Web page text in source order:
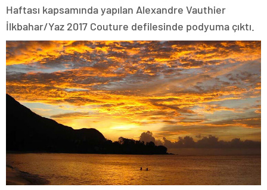
Haftası kapsamında yapılan Alexandre Vauthier
İlkbahar/Yaz 2017 Couture defilesinde podyuma çıktı.